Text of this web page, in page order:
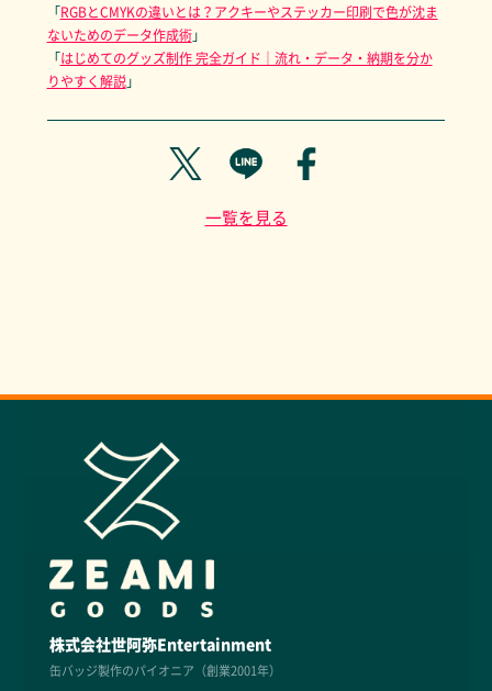
「RGBとCMYKの違いとは？アクキーやステッカー印刷で色が沈ま
ないためのデータ作成術」
「はじめてのグッズ制作 完全ガイド｜流れ・データ・納期を分か
りやすく解説」
一覧を見る
株式会社世阿弥Entertainment
缶バッジ製作のパイオニア（創業2001年）